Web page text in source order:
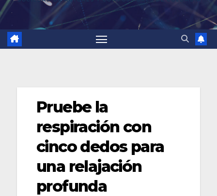
Pruebe la
respiración con
cinco dedos para
una relajación
profunda